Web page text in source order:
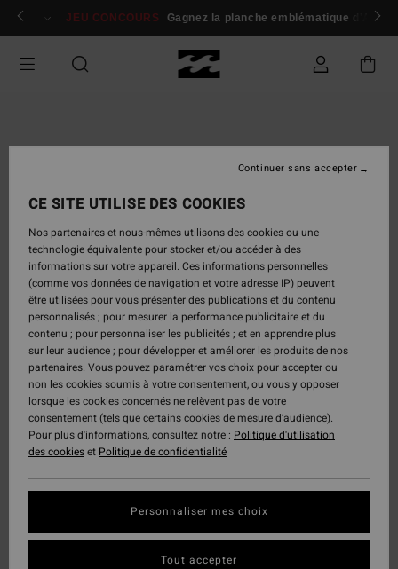
Passer
Se connecter / s'inscrire
JEU CONCOURS Gagnez la planche emblématique d'Andy
CE SITE UTILISE DES COOKIES
Nos partenaires et nous-mêmes utilisons des cookies ou une
technologie équivalente pour stocker et/ou accéder à des
informations sur votre appareil. Ces informations personnelles
(comme vos données de navigation et votre adresse IP) peuvent
être utilisées pour vous présenter des publications et du contenu
personnalisés ; pour mesurer la performance publicitaire et du
contenu ; pour personnaliser les publicités ; et en apprendre plus
sur leur audience ; pour développer et améliorer les produits de nos
partenaires. Vous pouvez paramétrer vos choix pour accepter ou
non les cookies soumis à votre consentement, ou vous y opposer
lorsque les cookies concernés ne relèvent pas de votre
consentement (tels que certains cookies de mesure d’audience).
Pour plus d'informations, consultez notre : Politique d'utilisation
des cookieset Politique de confidentialité
Personnaliser mes choix
Continuer sans accepter
Tout accepter